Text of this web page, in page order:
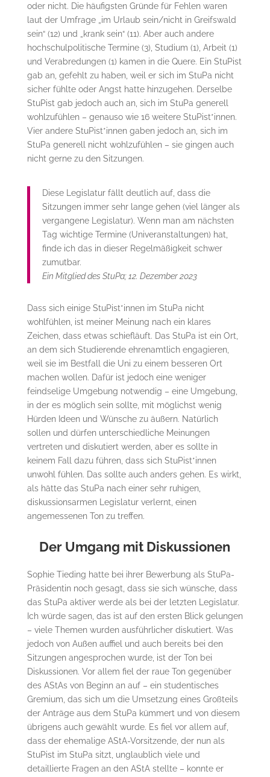
oder nicht. Die häufigsten Gründe für Fehlen waren
laut der Umfrage „im Urlaub sein/nicht in Greifswald
sein“ (12) und „krank sein“ (11). Aber auch andere
hochschulpolitische Termine (3), Studium (1), Arbeit (1)
und Verabredungen (1) kamen in die Quere. Ein StuPist
gab an, gefehlt zu haben, weil er sich im StuPa nicht
sicher fühlte oder Angst hatte hinzugehen. Derselbe
StuPist gab jedoch auch an, sich im StuPa generell
wohlzufühlen – genauso wie 16 weitere StuPist*innen.
Vier andere StuPist*innen gaben jedoch an, sich im
StuPa generell nicht wohlzufühlen – sie gingen auch
nicht gerne zu den Sitzungen.
Diese Legislatur fällt deutlich auf, dass die
Sitzungen immer sehr lange gehen (viel länger als
vergangene Legislatur). Wenn man am nächsten
Tag wichtige Termine (Univeranstaltungen) hat,
finde ich das in dieser Regelmäßigkeit schwer
zumutbar.
Ein Mitglied des StuPa; 12. Dezember 2023
Dass sich einige StuPist*innen im StuPa nicht
wohlfühlen, ist meiner Meinung nach ein klares
Zeichen, dass etwas schiefläuft. Das StuPa ist ein Ort,
an dem sich Studierende ehrenamtlich engagieren,
weil sie im Bestfall die Uni zu einem besseren Ort
machen wollen. Dafür ist jedoch eine weniger
feindselige Umgebung notwendig – eine Umgebung,
in der es möglich sein sollte, mit möglichst wenig
Hürden Ideen und Wünsche zu äußern. Natürlich
sollen und dürfen unterschiedliche Meinungen
vertreten und diskutiert werden, aber es sollte in
keinem Fall dazu führen, dass sich StuPist*innen
unwohl fühlen. Das sollte auch anders gehen. Es wirkt,
als hätte das StuPa nach einer sehr ruhigen,
diskussionsarmen Legislatur verlernt, einen
angemessenen Ton zu treffen.
Der Umgang mit Diskussionen
Sophie Tieding hatte bei ihrer Bewerbung als StuPa-
Präsidentin noch gesagt, dass sie sich wünsche, dass
das StuPa aktiver werde als bei der letzten Legislatur.
Ich würde sagen, das ist auf den ersten Blick gelungen
– viele Themen wurden ausführlicher diskutiert. Was
jedoch von Außen auffiel und auch bereits bei den
Sitzungen angesprochen wurde, ist der Ton bei
Diskussionen. Vor allem fiel der raue Ton gegenüber
des AStAs von Beginn an auf – ein studentisches
Gremium, das sich um die Umsetzung eines Großteils
der Anträge aus dem StuPa kümmert und von diesem
übrigens auch gewählt wurde. Es fiel vor allem auf,
dass der ehemalige AStA-Vorsitzende, der nun als
StuPist im StuPa sitzt, unglaublich viele und
detaillierte Fragen an den AStA stellte – konnte er